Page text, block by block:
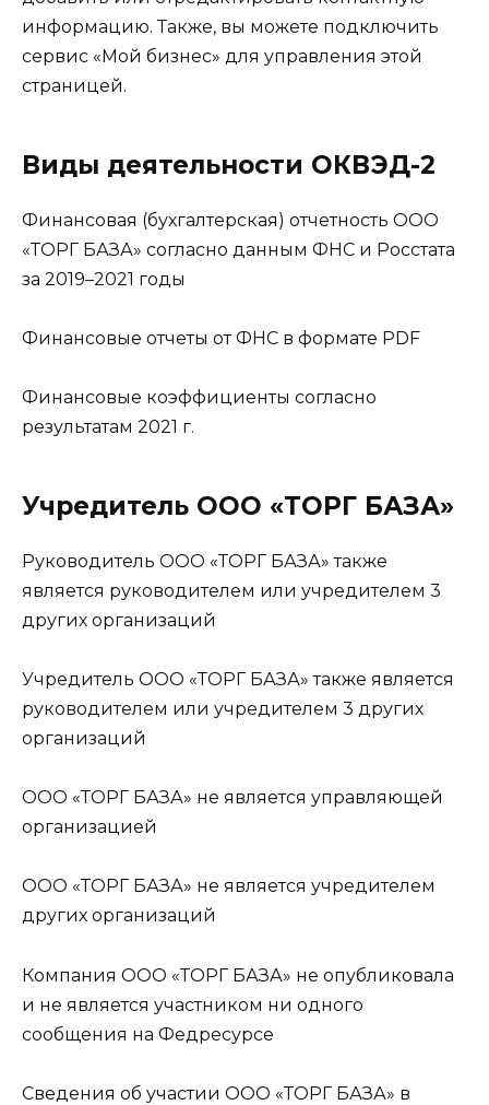
информацию. Также, вы можете подключить
сервис «Мой бизнес» для управления этой
страницей.
Виды деятельности ОКВЭД-2
Финансовая (бухгалтерская) отчетность ООО
«ТОРГ БАЗА» согласно данным ФНС и Росстата
за 2019–2021 годы
Финансовые отчеты от ФНС в формате PDF
Финансовые коэффициенты согласно
результатам 2021 г.
Учредитель ООО «ТОРГ БАЗА»
Руководитель ООО «ТОРГ БАЗА» также
является руководителем или учредителем 3
других организаций
Учредитель ООО «ТОРГ БАЗА» также является
руководителем или учредителем 3 других
организаций
ООО «ТОРГ БАЗА» не является управляющей
организацией
ООО «ТОРГ БАЗА» не является учредителем
других организаций
Компания ООО «ТОРГ БАЗА» не опубликовала
и не является участником ни одного
сообщения на Федресурсе
Сведения об участии ООО «ТОРГ БАЗА» в